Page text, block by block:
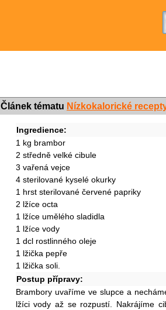
Článek tématu Nízkokalorické
Ingredience:
1 kg brambor
2 středně velké cibule
3 vařená vejce
4 sterilované kyselé okurky
1 hrst sterilované červené papriky
2 lžíce octa
1 lžíce umělého sladidla
1 lžíce vody
1 dcl rostlinného oleje
1 lžička pepře
1 lžička soli.
Postup přípravy:
Brambory uvaříme ve slupce a
lžíci vody až se rozpustí. Nakrájíme